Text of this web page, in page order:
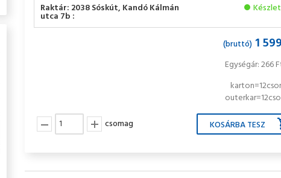
Raktár: 2038 Sóskút, Kandó Kálmán
utca 7b :
(bruttó) 1
Egységár: 266
csomag